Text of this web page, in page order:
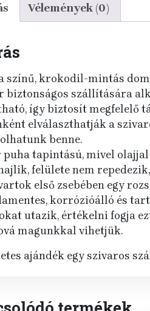
Vélemények (0)
színű, krokodil-mintás
biztonságos szállítására
így biztosít megfelelő
elválaszthatják a
benne.
puha tapintású, mivel
felülete nem
első zsebében egy
korrózióálló és
utazik, értékelni fogja
magunkkal vihetjük.
ajándék egy szivaros